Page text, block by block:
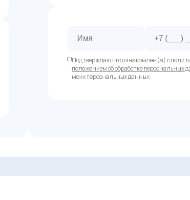
Подтверждаю что ознакомлен(а) с
положением об обработке персональных
моих персональных данных